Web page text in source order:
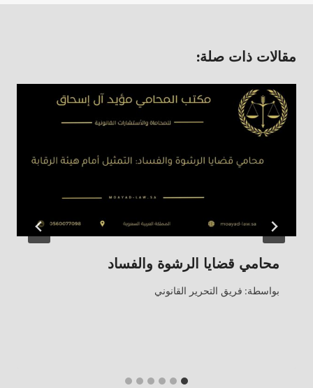
مقالات ذات صلة:
محامي قضايا الرشوة والفساد
بواسطة: فريق التحرير القانوني